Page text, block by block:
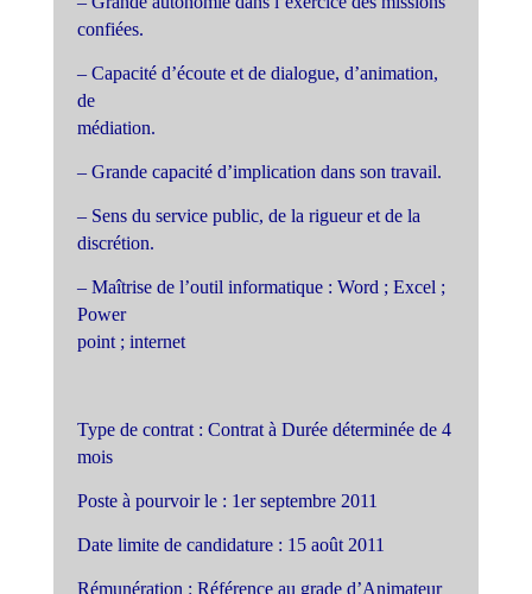
confiées.
– Capacité d’écoute et de dialogue, d’animation,
de
médiation.
– Grande capacité d’implication dans son travail.
– Sens du service public, de la rigueur et de la
discrétion.
– Maîtrise de l’outil informatique : Word ; Excel ;
Power
point ; internet
Type de contrat : Contrat à Durée déterminée de 4
mois
Poste à pourvoir le : 1er septembre 2011
Date limite de candidature : 15 août 2011
Rémunération : Référence au grade d’Animateur